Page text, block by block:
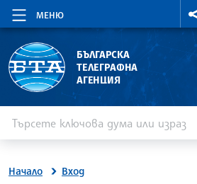
МЕНЮ
БЪЛГАРСКА
ТЕЛЕГРАФНА
АГЕНЦИЯ
Начало Вход